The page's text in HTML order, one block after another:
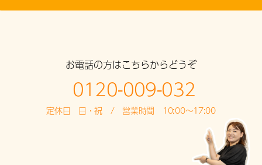
お電話の方はこちらからどうぞ
0120-009-032
定休日 日・祝 / 営業時間 10:00～17:00